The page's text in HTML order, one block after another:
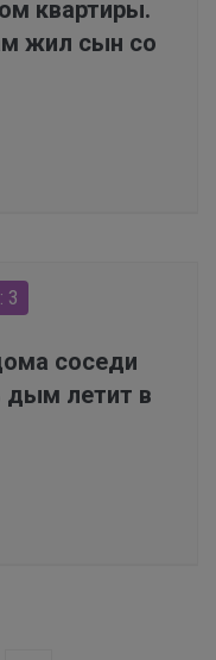
квартиры.
жил сын со
3
соседи
дым летит в